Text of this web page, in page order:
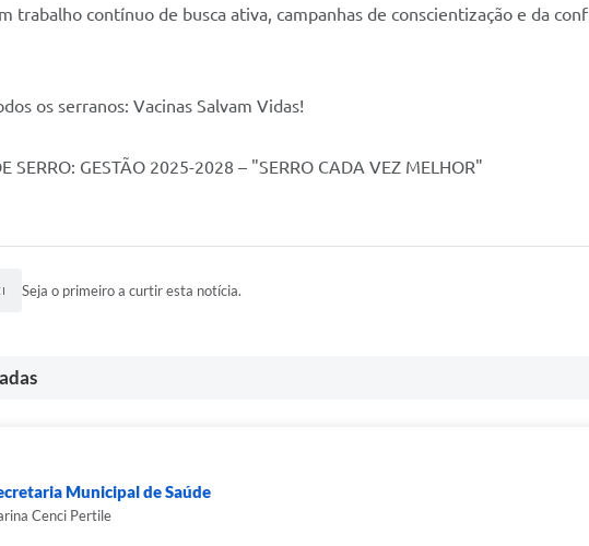
trabalho contínuo de busca ativa, campanhas de conscientização e da
os serranos: Vacinas Salvam Vidas!
SERRO: GESTÃO 2025-2028 – "SERRO CADA VEZ MELHOR"
Seja o primeiro a curtir esta notícia.
Municipal de Saúde
Cenci Pertile